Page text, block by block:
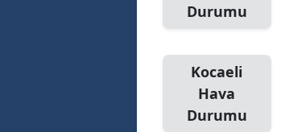
Durumu
Kocaeli
Hava
Durumu